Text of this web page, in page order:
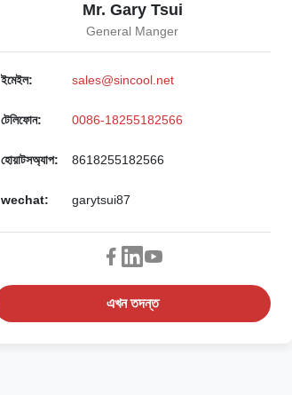
Mr. Gary Tsui
General Manger
ইমেইল: sales@sincool.net
টেলিফোন: 0086-18255182566
হোয়াটসঅ্যাপ: 8618255182566
wechat: garytsui87
এখন তদন্ত